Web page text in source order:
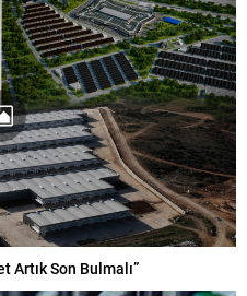
Artık Son Bulmalı”